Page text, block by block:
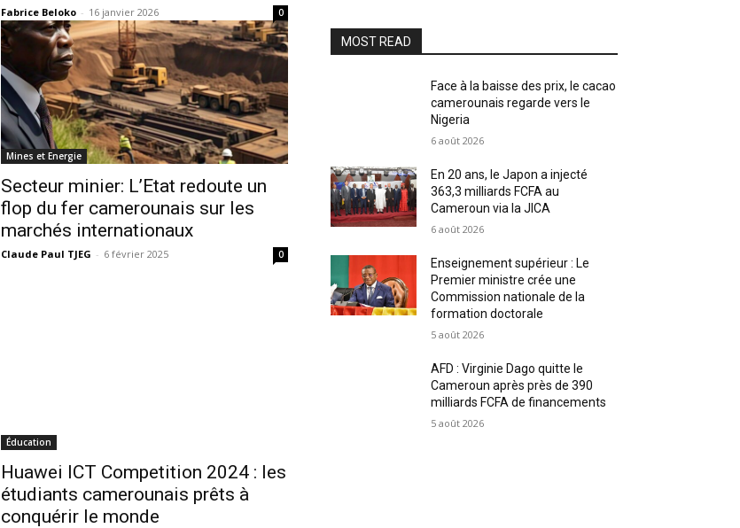
Fabrice Beloko - 16 janvier 2026 0
Mines et Energie
Secteur minier: L’Etat redoute un
flop du fer camerounais sur les
marchés internationaux
Claude Paul TJEG - 6 février 2025 0
Éducation
Huawei ICT Competition 2024 : les
étudiants camerounais prêts à
conquérir le monde
MOST READ
Face à la baisse des prix, le cacao
camerounais regarde vers le
Nigeria
6 août 2026
En 20 ans, le Japon a injecté
363,3 milliards FCFA au
Cameroun via la JICA
6 août 2026
Enseignement supérieur : Le
Premier ministre crée une
Commission nationale de la
formation doctorale
5 août 2026
AFD : Virginie Dago quitte le
Cameroun après près de 390
milliards FCFA de financements
5 août 2026